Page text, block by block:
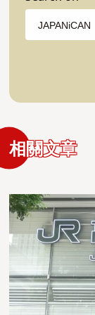
相關文章